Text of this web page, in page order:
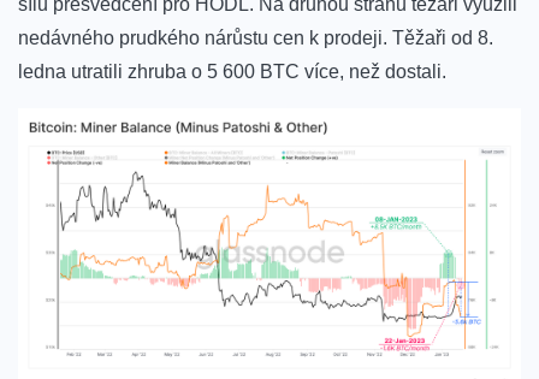
sílu přesvědčení pro HODL. Na druhou stranu těžaři využili
nedávného prudkého nárůstu cen k prodeji. Těžaři od 8.
ledna utratili zhruba o 5 600 BTC více, než dostali.